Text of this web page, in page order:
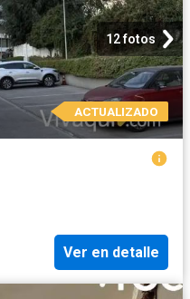
12 fotos
ACTUALIZADO
Ver en detalle